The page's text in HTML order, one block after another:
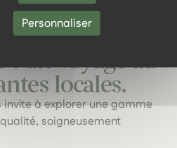
Personnaliser
: un voyage au
locales.
à explorer une gamme
soigneusement